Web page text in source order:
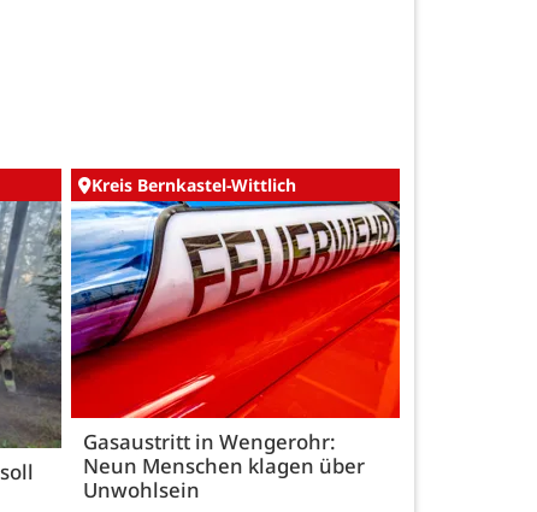
Kreis Bernkastel-Wittlich
Gasaustritt in Wengerohr:
Neun Menschen klagen über
Unwohlsein